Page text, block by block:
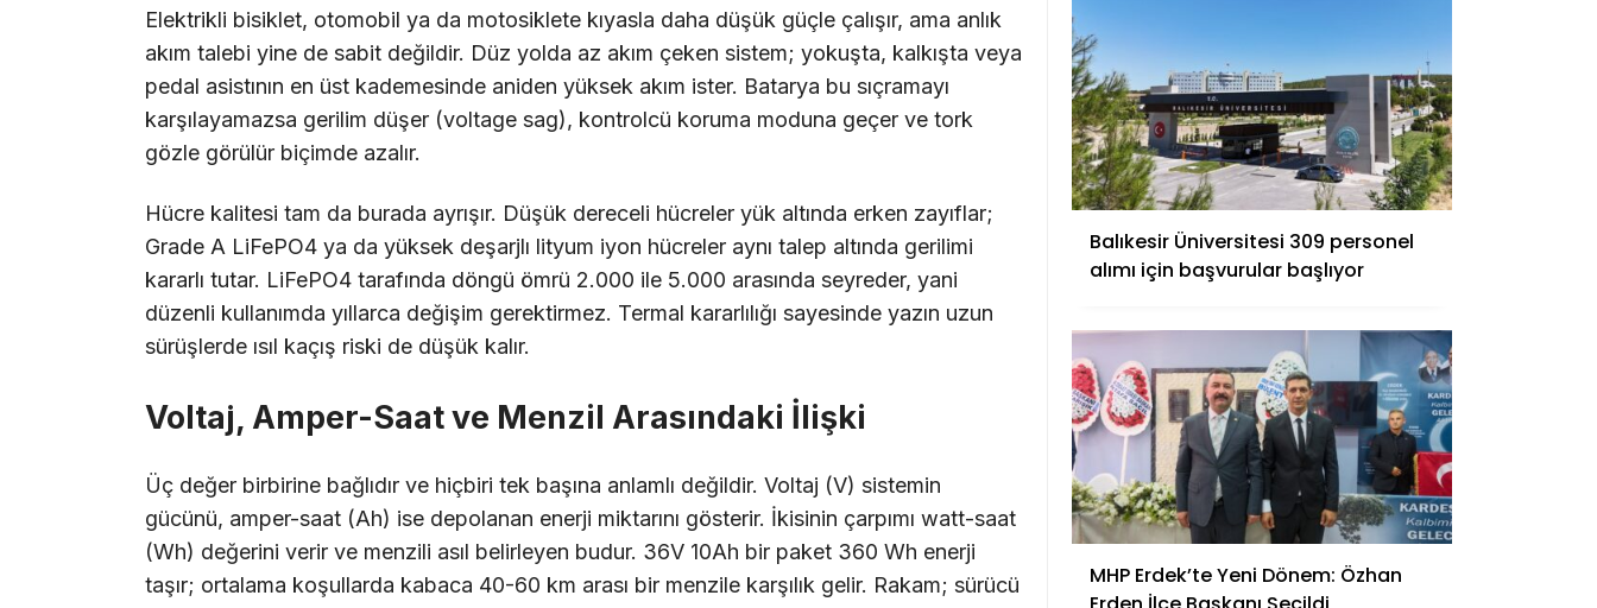
Elektrikli bisiklet, otomobil ya da motosiklete kıyasla daha düşük güçle çalışır, ama anlık
akım talebi yine de sabit değildir. Düz yolda az akım çeken sistem; yokuşta, kalkışta veya
pedal asistının en üst kademesinde aniden yüksek akım ister. Batarya bu sıçramayı
karşılayamazsa gerilim düşer (voltage sag), kontrolcü koruma moduna geçer ve tork
gözle görülür biçimde azalır.
Hücre kalitesi tam da burada ayrışır. Düşük dereceli hücreler yük altında erken zayıflar;
Grade A LiFePO4 ya da yüksek deşarjlı lityum iyon hücreler aynı talep altında gerilimi
kararlı tutar. LiFePO4 tarafında döngü ömrü 2.000 ile 5.000 arasında seyreder, yani
düzenli kullanımda yıllarca değişim gerektirmez. Termal kararlılığı sayesinde yazın uzun
sürüşlerde ısıl kaçış riski de düşük kalır.
Voltaj, Amper-Saat ve Menzil Arasındaki İlişki
Üç değer birbirine bağlıdır ve hiçbiri tek başına anlamlı değildir. Voltaj (V) sistemin
gücünü, amper-saat (Ah) ise depolanan enerji miktarını gösterir. İkisinin çarpımı watt-saat
(Wh) değerini verir ve menzili asıl belirleyen budur. 36V 10Ah bir paket 360 Wh enerji
taşır; ortalama koşullarda kabaca 40-60 km arası bir menzile karşılık gelir. Rakam; sürücü
Balıkesir Üniversitesi 309 personel
alımı için başvurular başlıyor
MHP Erdek’te Yeni Dönem: Özhan